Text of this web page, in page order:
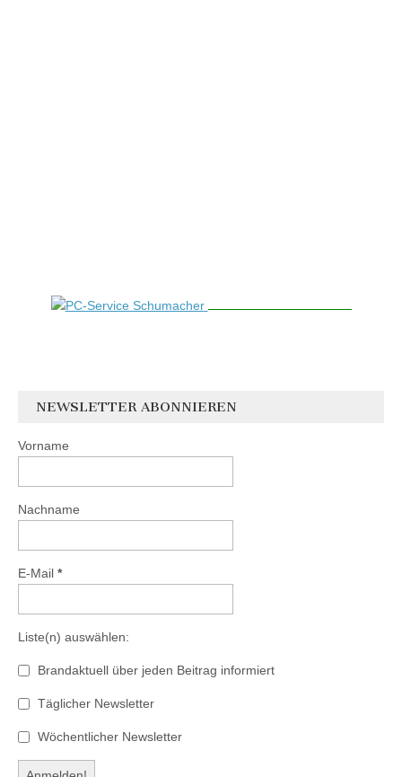
NEWSLETTER ABONNIEREN
Vorname
Nachname
E-Mail *
Liste(n) auswählen:
Brandaktuell über jeden Beitrag informiert
Täglicher Newsletter
Wöchentlicher Newsletter